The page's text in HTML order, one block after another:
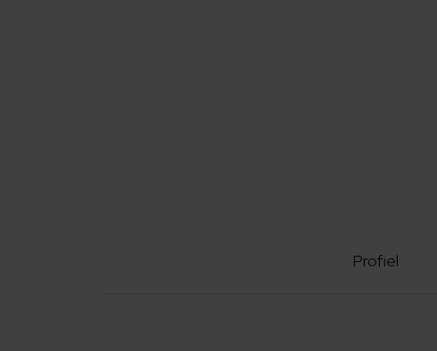
Profiel